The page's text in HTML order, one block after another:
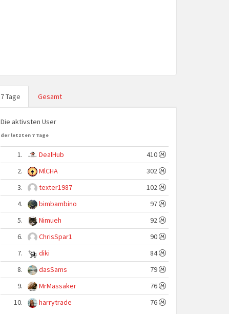
7 Tage Gesamt
Die aktivsten User
der letzten 7 Tage
1. DealHub
410
2.
MlCHA
302
3.
texter1987
102
4.
bimbambino
97
5.
Nimueh
92
6.
ChrisSpar1
90
7.
diki
84
8.
dasSams
79
9.
MrMassaker
76
10.
harrytrade 76